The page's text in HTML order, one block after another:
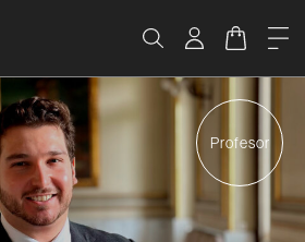
Buscar Carrito
Profesor